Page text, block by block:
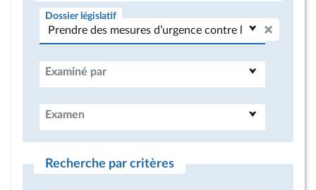
Dossier législatif
Examiné par
Examen
Recherche par critères